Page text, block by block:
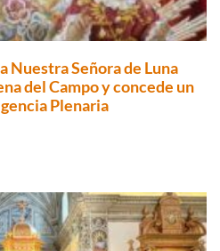
Nuestra Señora de Luna
del Campo y concede un
Plenaria